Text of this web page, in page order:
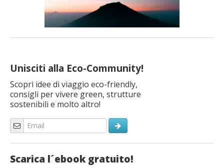
Unisciti alla Eco-Community!
Scopri idee di viaggio eco-friendly,
consigli per vivere green, strutture
sostenibili e molto altro!
Scarica l´ebook gratuito!